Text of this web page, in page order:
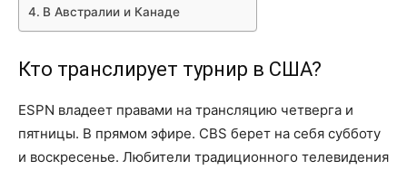
В Австралии и Канаде
Кто транслирует турнир в США?
ESPN владеет правами на трансляцию четверга и
пятницы. В прямом эфире. CBS берет на себя субботу
и воскресенье. Любители традиционного телевидения